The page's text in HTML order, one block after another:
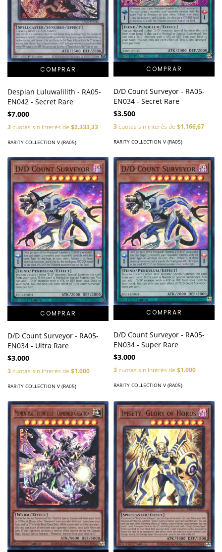
Despian Luluwalilith - RA05-
EN042 - Secret Rare
$7.000
3cuotas sin interés de $2.333,33
RARITY COLLECTION V (RA05)
D/D Count Surveyor - RA05-
EN034 - Secret Rare
$3.500
3cuotas sin interés de $1.166,67
RARITY COLLECTION V (RA05)
D/D Count Surveyor - RA05-
EN034 - Ultra Rare
$3.000
3cuotas sin interés de $1.000
RARITY COLLECTION V (RA05)
D/D Count Surveyor - RA05-
EN034 - Super Rare
$3.000
3cuotas sin interés de $1.000
RARITY COLLECTION V (RA05)